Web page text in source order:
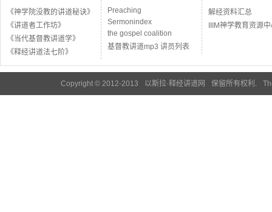
《神学院没教的讲道秘诀》
《讲道者工作坊》
《当代基督教讲道学》
《释经讲道法七阶》
Preaching
Sermonindex
the gospel coalition
基督教讲道mp3 讲员列表
解经资料汇总
IIIM神学教育资源
Copyright © 2012-2013 以斯拉·释经讲道网 保留所有权利.